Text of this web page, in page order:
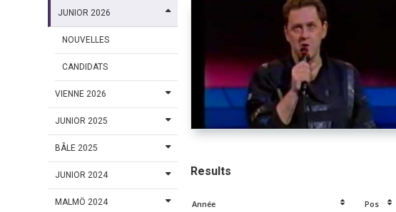
JUNIOR 2026
NOUVELLES
CANDIDATS
VIENNE 2026
JUNIOR 2025
BÂLE 2025
JUNIOR 2024
MALMÖ 2024
Results
Année Pos